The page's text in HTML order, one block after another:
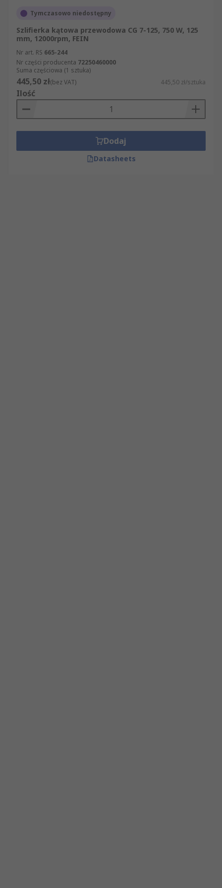
Tymczasowo niedostępny
Szlifierka kątowa przewodowa CG 7-125, 750 W, 125
mm, 12000rpm, FEIN
Nr art. RS 665-244
Nr części producenta 72250460000
Suma częściowa (1 sztuka)
445,50 zł(bez VAT) 445,50 zł/sztuka
Ilość
Dodaj
Datasheets